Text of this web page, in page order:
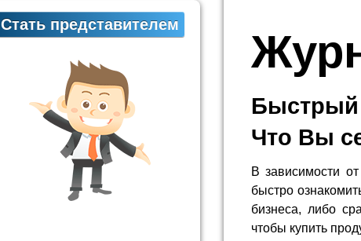
Быстрый
Что Вы
В зависимости
быстро
бизнеса, либо
чтобы купить
Стать представителем